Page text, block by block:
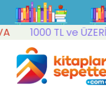
1000 TL ve ÜZERİ